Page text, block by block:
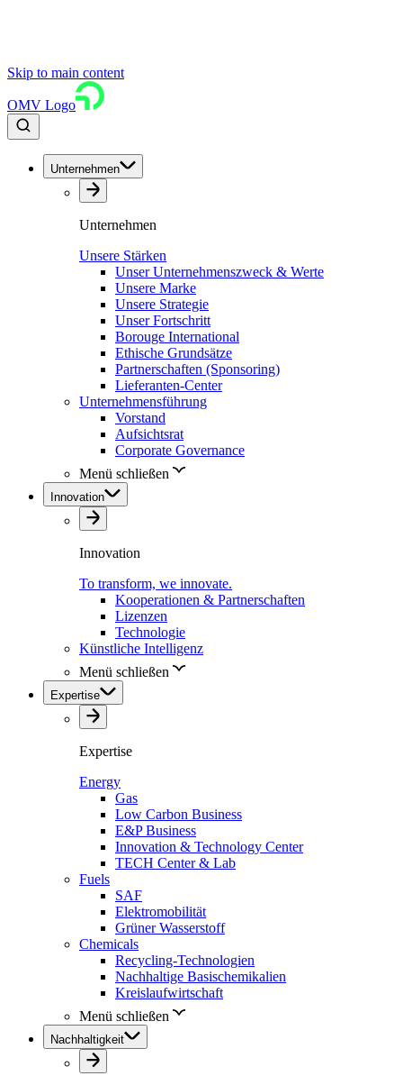
Skip to main content
OMV Logo
Unternehmen
Unternehmen
Unsere Stärken
Unser Unternehmenszweck & Werte
Unsere Marke
Unsere Strategie
Unser Fortschritt
Borouge International
Ethische Grundsätze
Partnerschaften (Sponsoring)
Lieferanten-Center
Unternehmensführung
Vorstand
Aufsichtsrat
Corporate Governance
Menü schließen
Innovation
Innovation
To transform, we innovate.
Kooperationen & Partnerschaften
Lizenzen
Technologie
Künstliche Intelligenz
Menü schließen
Expertise
Expertise
Energy
Gas
Low Carbon Business
E&P Business
Innovation & Technology Center
TECH Center & Lab
Fuels
SAF
Elektromobilität
Grüner Wasserstoff
Chemicals
Recycling-Technologien
Nachhaltige Basischemikalien
Kreislaufwirtschaft
Menü schließen
Nachhaltigkeit